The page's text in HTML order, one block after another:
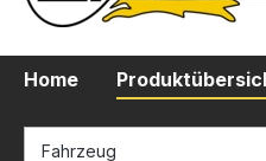
Home